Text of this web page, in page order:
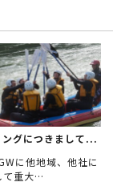
ングにつきまして...
に他地域、他社に
て重大…